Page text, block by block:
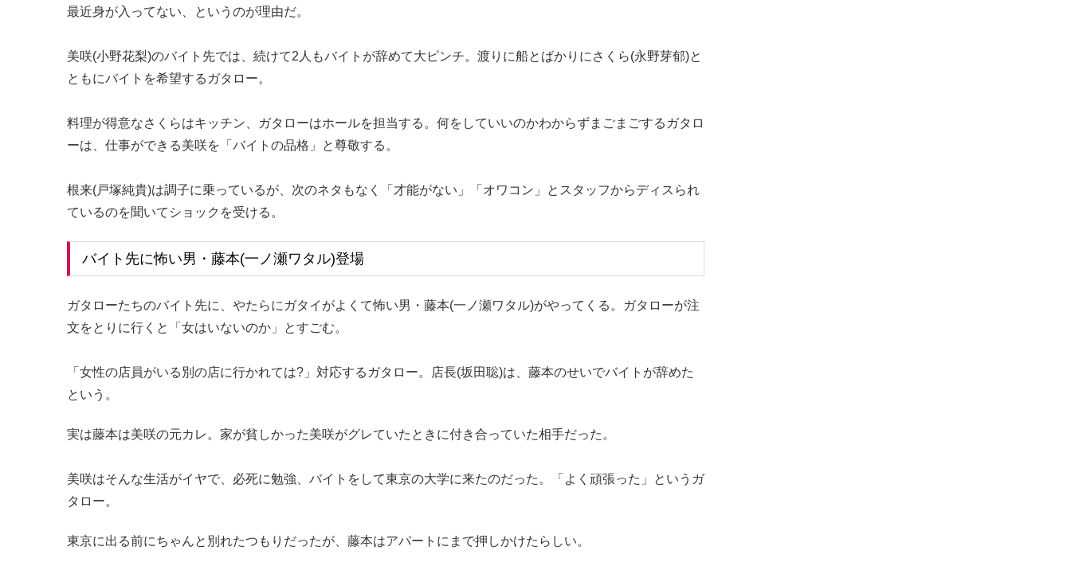
最近身が入ってない、というのが理由だ。
美咲(小野花梨)のバイト先では、続けて2人もバイトが辞めて大ピンチ。渡りに船とばかりにさくら(永野芽郁)と
ともにバイトを希望するガタロー。
料理が得意なさくらはキッチン、ガタローはホールを担当する。何をしていいのかわからずまごまごするガタロ
ーは、仕事ができる美咲を「バイトの品格」と尊敬する。
根来(戸塚純貴)は調子に乗っているが、次のネタもなく「才能がない」「オワコン」とスタッフからディスられ
ているのを聞いてショックを受ける。
バイト先に怖い男・藤本(一ノ瀬ワタル)登場
ガタローたちのバイト先に、やたらにガタイがよくて怖い男・藤本(一ノ瀬ワタル)がやってくる。ガタローが注
文をとりに行くと「女はいないのか」とすごむ。
「女性の店員がいる別の店に行かれては?」対応するガタロー。店長(坂田聡)は、藤本のせいでバイトが辞めた
という。
実は藤本は美咲の元カレ。家が貧しかった美咲がグレていたときに付き合っていた相手だった。
美咲はそんな生活がイヤで、必死に勉強、バイトをして東京の大学に来たのだった。「よく頑張った」というガ
タロー。
東京に出る前にちゃんと別れたつもりだったが、藤本はアパートにまで押しかけたらしい。